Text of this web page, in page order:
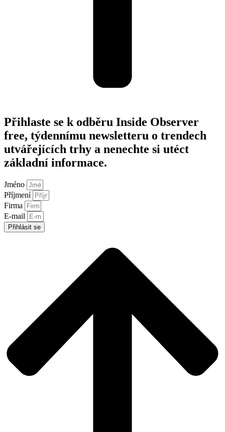
Přihlaste se k odběru Inside Observer
free, týdennímu newsletteru o trendech
utvářejících trhy a nenechte si utéct
základní informace.
Jméno
Příjmení
Firma
E-mail
Přihlásit se